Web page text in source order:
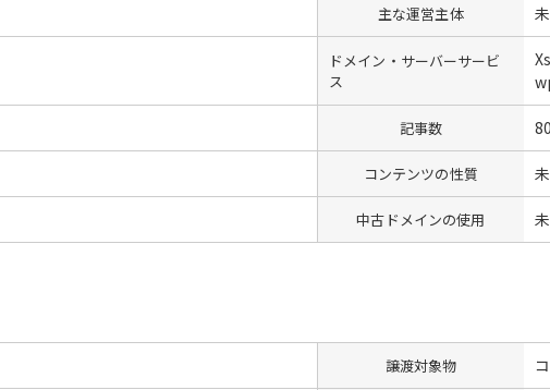
主な運営主体
ドメイン・サーバーサービ
ス
記事数
コンテンツの性質
中古ドメインの使用
譲渡対象物